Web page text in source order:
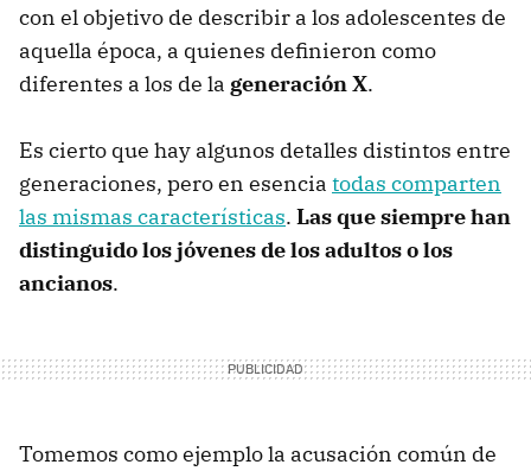
con el objetivo de describir a los adolescentes de
aquella época, a quienes definieron como
diferentes a los de la generación X.
Es cierto que hay algunos detalles distintos entre
generaciones, pero en esencia todas comparten
las mismas características. Las que siempre han
distinguido los jóvenes de los adultos o los
ancianos.
Tomemos como ejemplo la acusación común de